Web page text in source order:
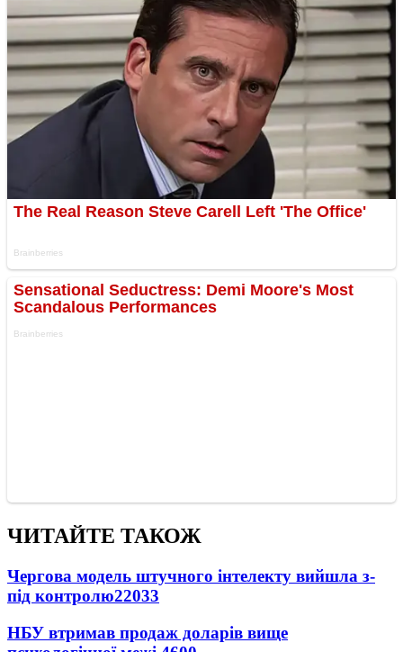
ЧИТАЙТЕ ТАКОЖ
Чергова модель штучного інтелекту вийшла з-
під контролю22033
НБУ втримав продаж доларів вище